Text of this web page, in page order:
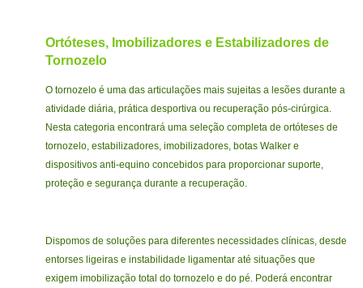
Ortóteses, Imobilizadores e Estabilizadores de
Tornozelo
O tornozelo é uma das articulações mais sujeitas a lesões durante a
atividade diária, prática desportiva ou recuperação pós-cirúrgica.
Nesta categoria encontrará uma seleção completa de ortóteses de
tornozelo, estabilizadores, imobilizadores, botas Walker e
dispositivos anti-equino concebidos para proporcionar suporte,
proteção e segurança durante a recuperação.
Dispomos de soluções para diferentes necessidades clínicas, desde
entorses ligeiras e instabilidade ligamentar até situações que
exigem imobilização total do tornozelo e do pé. Poderá encontrar